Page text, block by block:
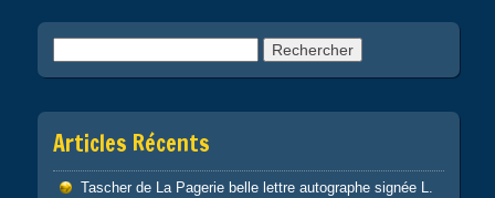
Articles Récents
Tascher de La Pagerie belle lettre autographe signée L.